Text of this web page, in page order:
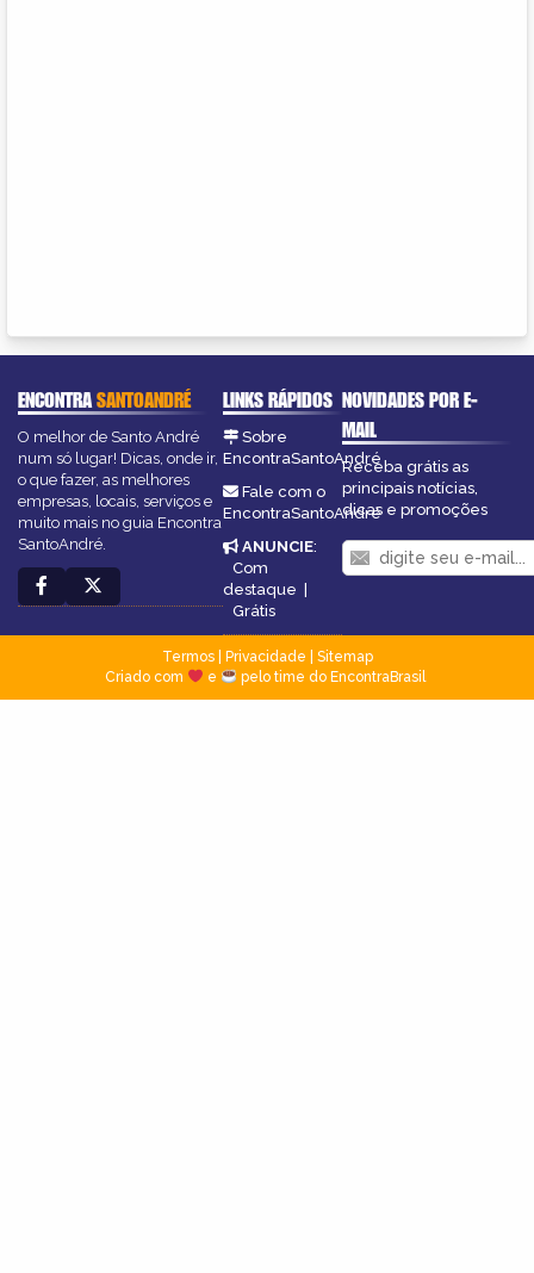
ENCONTRASANTOANDRÉ
O melhor de Santo André
num só lugar! Dicas, onde ir,
o que fazer, as melhores
empresas, locais, serviços e
muito mais no guia Encontra
SantoAndré.
LINKS RÁPIDOS
Sobre
EncontraSantoAndré
Fale com o
EncontraSantoAndré
ANUNCIE:
Com
destaque
Grátis
NOVIDADES POR E-
MAIL
Receba grátis as
principais notícias,
dicas e promoções
Termos| Privacidade
Sitemap
Criado com
e pelo time do EncontraBrasil